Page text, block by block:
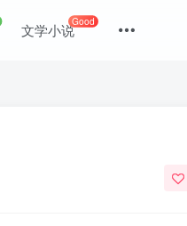
文学小说Good